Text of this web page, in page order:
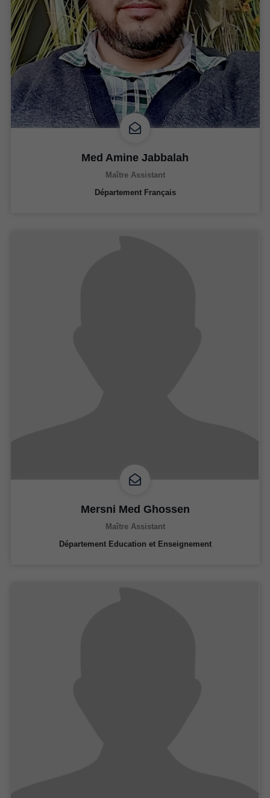
Med Amine Jabbalah
Maître Assistant
Département Français
Mersni Med Ghossen
Maître Assistant
Département Education et Enseignement